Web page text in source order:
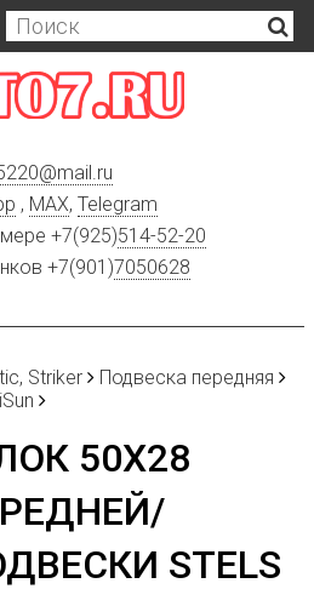
@mail.ru
, MAX, Telegram
+7(925)514-52-20
+7(901)7050628
Striker
Подвеска передняя
50Х28
STELS